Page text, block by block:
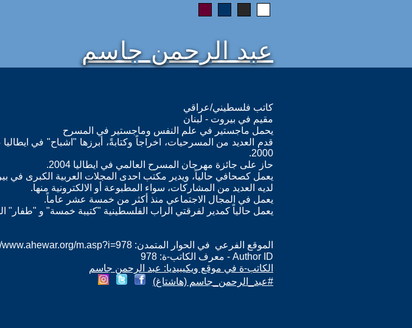
عبد الرحمن جاسم
كاتب فلسطيني/عراقي
مقيم في بيروت - لبنان
يحمل ماجستير في علم النفس وماجستير في المسرح
2000.
حاز على جائزة مهرجان المسرح العالمي في ايطاليا 2004.
يعمل كصحافي حالياً، ويدير مكتب احدى المجلات العربية الكبرى في
لديه العديد من المشاركات، سواء المطبوعة أو الالكترونية منها.
يعمل في المجال الاجتماعي منذ أكثر من خمسة عشر عاماً.
يعمل حالياً كمدير لفرقتي الراب الفلسطينية "كتيبة خمسة" و "طفار"
الموقع الفرعي في الحوار المتمدن: https://www.ahewar.org/m.asp?i=978
Author ID - معرف الكاتب-ة: 978
الكاتب-ة في موقع ويكيبيديا: عبد الرحمن جاسم
#عبد_الرحمن_جاسم (هاشتاغ)